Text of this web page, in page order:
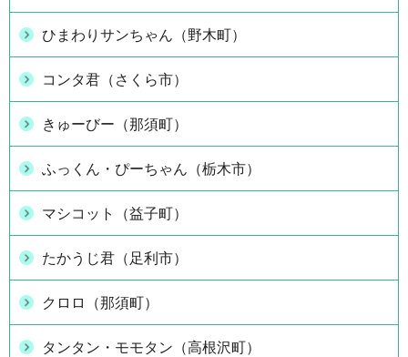
ひまわりサンちゃん（野木町）
コンタ君（さくら市）
きゅーびー（那須町）
ふっくん・ぴーちゃん（栃木市）
マシコット（益子町）
たかうじ君（足利市）
クロロ（那須町）
タンタン・モモタン（高根沢町）